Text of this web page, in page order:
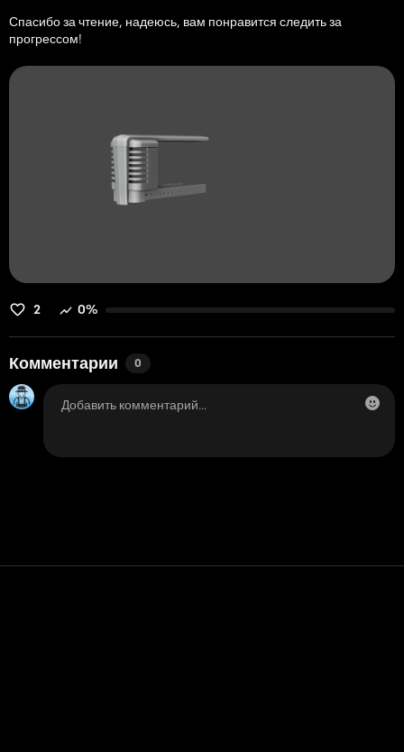
Спасибо за чтение, надеюсь, вам понравится следить за
прогрессом!
2 0%
Комментарии 0